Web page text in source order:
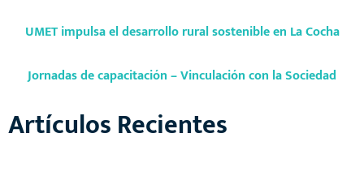
UMET impulsa el desarrollo rural sostenible en La Cocha
Jornadas de capacitación – Vinculación con la Sociedad
Artículos Recientes